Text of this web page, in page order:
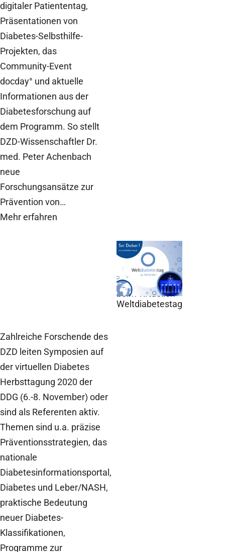
DZD News,10.
November 2020
DZD und
diabinfo.de
beim virtuellen
Weltdiabetestag
digitaler Patiententag,
Präsentationen von
Diabetes-Selbsthilfe-
Projekten, das
Community-Event
docday° und aktuelle
Informationen aus der
Diabetesforschung auf
dem Programm. So stellt
DZD-Wissenschaftler Dr.
med. Peter Achenbach
neue
Forschungsansätze zur
Prävention von…
Mehr erfahren
Zahlreiche Forschende des
DZD leiten Symposien auf
der virtuellen Diabetes
Herbsttagung 2020 der
DDG (6.-8. November) oder
sind als Referenten aktiv.
Themen sind u.a. präzise
Präventionsstrategien, das
nationale
Diabetesinformationsportal,
Diabetes und Leber/NASH,
praktische Bedeutung
neuer Diabetes-
Klassifikationen,
Programme zur